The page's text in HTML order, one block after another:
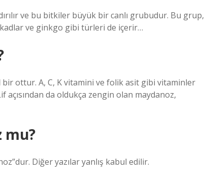
ve bu bitkiler büyük bir canlı grubudur. Bu grup,
ve ginkgo gibi türleri de içerir…
ottur. A, C, K vitamini ve folik asit gibi vitaminler
da oldukça zengin olan maydanoz,
mu?
Diğer yazılar yanlış kabul edilir.